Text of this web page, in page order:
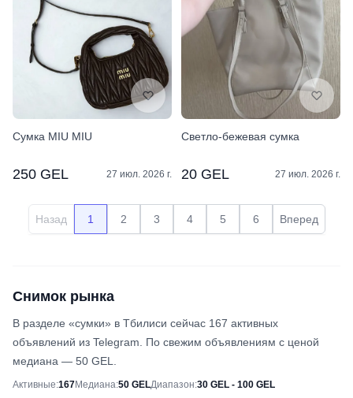
Сумка MIU MIU
250 GEL 27 июл. 2026 г.
Светло-бежевая сумка
20 GEL 27 июл. 2026 г.
Назад 1 2 3 4 5 6 Вперед
Снимок рынка
В разделе «сумки» в Тбилиси сейчас 167 активных
объявлений из Telegram. По свежим объявлениям с ценой
медиана — 50 GEL.
Снимок рынка
Активные:167Медиана:50 GELДиапазон:30 GEL - 100 GEL